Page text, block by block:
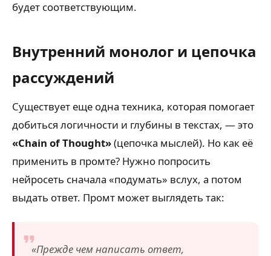
будет соответствующим.
Внутренний монолог и цепочка
рассуждений
Существует еще одна техника, которая помогает
добиться логичности и глубины в текстах, — это
«Chain of Thought»(цепочка мыслей). Но как её
применить в промте? Нужно попросить
нейросеть сначала «подумать» вслух, а потом
выдать ответ. Промт может выглядеть так:
«Прежде чем написать ответ,